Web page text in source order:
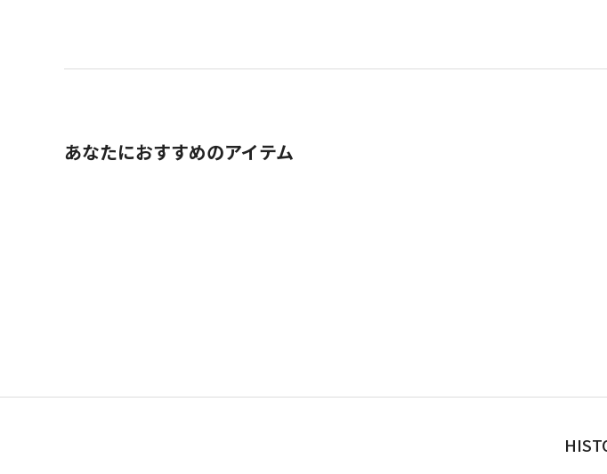
あなたにおすすめのアイテム